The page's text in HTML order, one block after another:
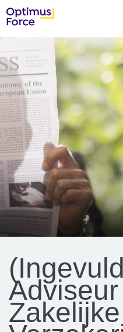
Adviseur
Zakelijke